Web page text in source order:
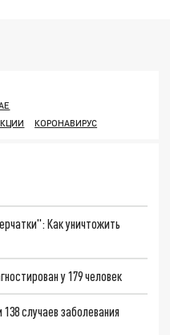
КОРОНАВИРУС
Как уничтожить
у 179 человек
случаев заболевания